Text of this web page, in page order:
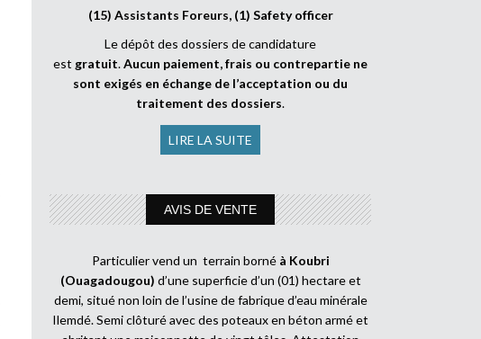
(15) Assistants Foreurs, (1) Safety officer
Le dépôt des dossiers de candidature
est gratuit.Aucun paiement, frais ou contrepartie ne
sont exigés en échange de l’acceptation ou du
traitement des dossiers.
LIRE LA SUITE
AVIS DE VENTE
Particulier vend un terrain borné à Koubri
(Ouagadougou) d’une superficie d’un (01) hectare et
demi, situé non loin de l’usine de fabrique d’eau minérale
Ilemdé. Semi clôturé avec des poteaux en béton armé et